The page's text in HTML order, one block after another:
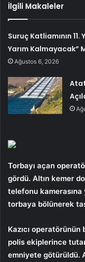
İlgili Makaleler
Suruç Katliamının
Yarım Kalmayacak”
Ağustos 6, 2026
Torbayı açan
gördü. Altın kemer
telefonu kamerasına
torbaya bölünerek
Kazıcı
polis ekiplerince
emniyete götürüldü.